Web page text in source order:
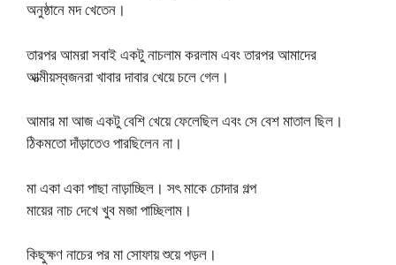
অনুষ্ঠানে মদ খেতেন।
তারপর আমরা সবাই একটু নাচলাম করলাম এবং তারপর আমাদের
আত্মীয়স্বজনরা খাবার দাবার খেয়ে চলে গেল।
আমার মা আজ একটু বেশি খেয়ে ফেলেছিল এবং সে বেশ মাতাল ছিল।
ঠিকমতো দাঁড়াতেও পারছিলেন না।
মা একা একা পাছা নাড়াচ্ছিল। সৎ মাকে চোদার গল্প
মায়ের নাচ দেখে খুব মজা পাচ্ছিলাম।
কিছুক্ষণ নাচের পর মা সোফায় শুয়ে পড়ল।